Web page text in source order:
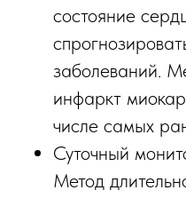
состояние
заболеваний.
инфаркт
числе самых
Суточный
Метод